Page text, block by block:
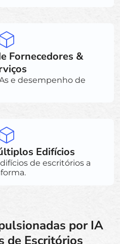
Fornecedores &
e desempenho de
Edifícios
de escritórios a
por IA
de Escritórios